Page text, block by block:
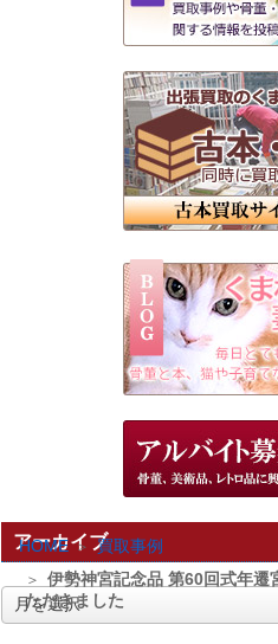
HOME
買取事例
伊勢神宮記念品 第60回式年遷
ただきました
アーカイブ